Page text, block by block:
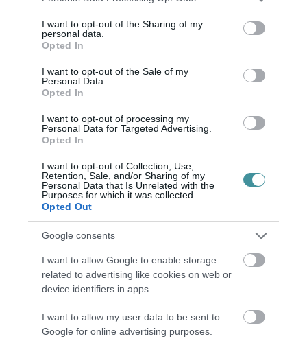
not limited to your visit or usage behaviour. You may click to
grant or deny consent to Google and its third-party tags to
use your data for below specified purposes in below Google
consent section.
I want to opt-out of the Sharing of my
personal data.
Opted In
I want to opt-out of the Sale of my
Personal Data.
Opted In
I want to opt-out of processing my
Personal Data for Targeted Advertising.
Opted In
I want to opt-out of Collection, Use,
Retention, Sale, and/or Sharing of my
Personal Data that Is Unrelated with the
Purposes for which it was collected.
Opted Out
Google consents
I want to allow Google to enable storage
related to advertising like cookies on web or
device identifiers in apps.
I want to allow my user data to be sent to
Google for online advertising purposes.
inkább rászabadítja saját indulatára. Ez a kép
ma azért különösen feszélyező, mert a tömeg
nem régi bibliai díszletként hat. A tömeg itt van
velünk. Kommentmezőben, nyilvános
megszégyenítésekben, gyors ítéletekben,
abban a pillanatban, amikor valakiről már nem
emberként beszélünk, csak üggyé, váddá,
oldallá, célponttá zsugorítjuk.
A trilógia ezért nem hagyja a nézőt múzeumi
biztonságban. Átnéz rajtunk. Mintha azt
kérdezné: te hol állnál a képen? Pilátus
mellett? A tömegben? A távozó ács helyén?
kezedben, kulturáltan megrendülve?